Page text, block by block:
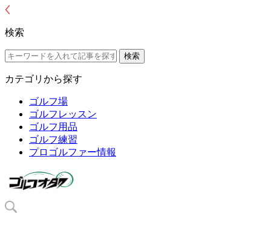
検索
カテゴリから探す
ゴルフ場
ゴルフレッスン
ゴルフ用品
ゴルフ練習
プロゴルファー情報